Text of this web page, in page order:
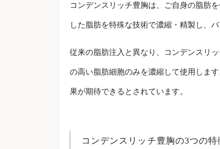
コンデンスリッチ豊胸は、ご自身の脂肪
した脂肪を特殊な技術で濃縮・精製し、
従来の脂肪注入と異なり、コンデンスリ
の高い脂肪細胞のみを濃縮して使用しま
果が期待できるとされています。
コンデンスリッチ豊胸の3つの特